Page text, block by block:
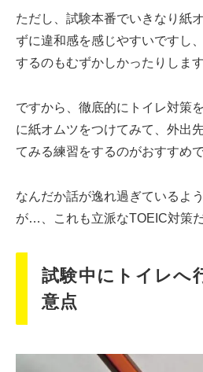
ただし、試験本番でいきなり紙
ずに違和感を感じやすいですし
するのもむずかしかったりします
ですから、徹底的にトイレ対策
に紙オムツをつけてみて、外出
てみる練習をするのがおすすめで
なんだか話が逸れ過ぎているよ
が…、これも立派なTOEIC対策だ
試験中にトイレへ
意点